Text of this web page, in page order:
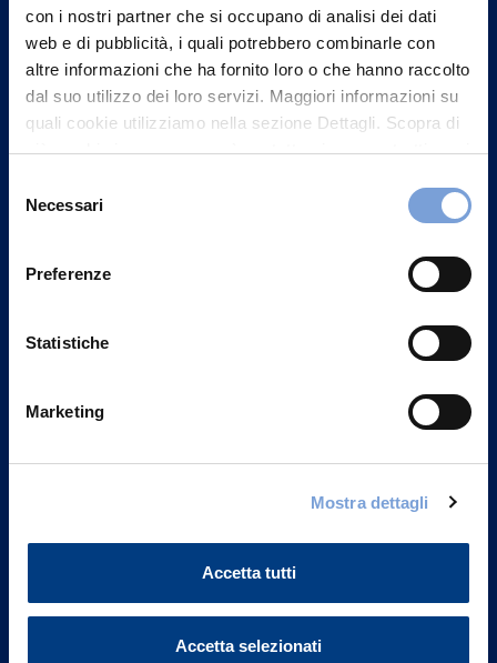
con i nostri partner che si occupano di analisi dei dati
web e di pubblicità, i quali potrebbero combinarle con
altre informazioni che ha fornito loro o che hanno raccolto
dal suo utilizzo dei loro servizi. Maggiori informazioni su
quali cookie utilizziamo nella sezione Dettagli. Scopra di
più su chi siamo, come può contattarci e come trattiamo i
può trovare nel footer del sito nella sezione "Informativa
delNecessari
Preferenze
Statistiche
Marketing
Mostra dettagli
Accetta tutti
Accetta selezionati
un nostro Agente.
Contattaci
Vittoria Assicurazioni S.p.A.
Governance